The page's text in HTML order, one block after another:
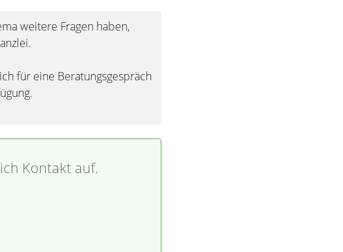
weitere Fragen haben,
für eine Beratungsgespräch
Kontakt auf.